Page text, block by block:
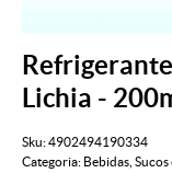
Lichia -
Sku:4902494190334
Categoria: Bebidas Sucos